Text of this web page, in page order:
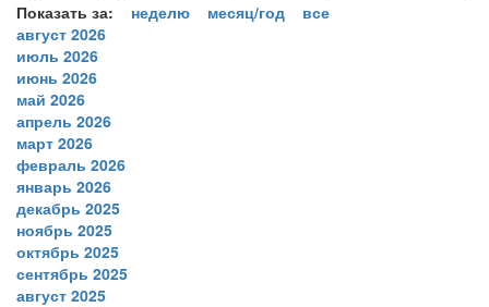
Показать за: неделю месяц/год
все
август 2026
июль 2026
июнь 2026
май 2026
апрель 2026
март 2026
февраль 2026
январь 2026
декабрь 2025
ноябрь 2025
октябрь 2025
сентябрь 2025
август 2025